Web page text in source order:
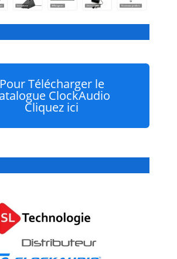
Pour Télécharger le
ClockAudio
Cliquez ici